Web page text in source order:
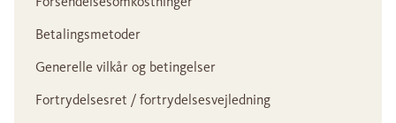
Betalingsmetoder
Generelle vilkår og betingelser
Fortrydelsesret / fortrydelsesvejledning